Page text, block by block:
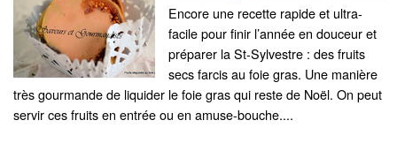
Encore une recette rapide et ultra-
facile pour finir l’année en douceur et
préparer la St-Sylvestre : des fruits
secs farcis au foie gras. Une manière
très gourmande de liquider le foie gras qui reste de Noël. On peut
servir ces fruits en entrée ou en amuse-bouche....